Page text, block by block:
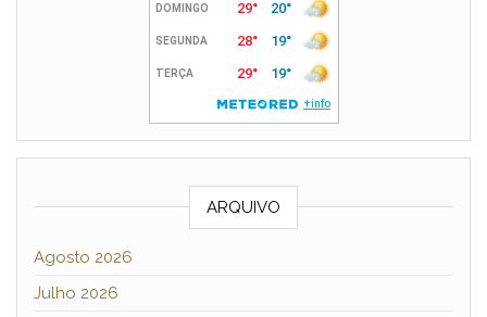
ARQUIVO
Agosto 2026
Julho 2026